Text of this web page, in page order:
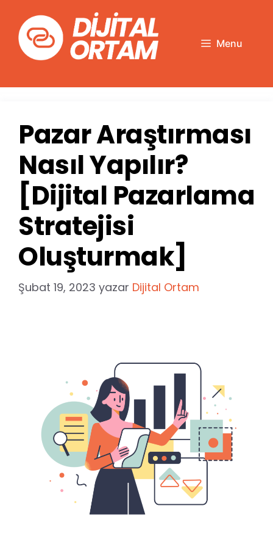
atla
Menu
Pazar Araştırması
Nasıl Yapılır?
[Dijital Pazarlama
Stratejisi
Oluşturmak]
Şubat 19, 2023 yazar Dijital Ortam